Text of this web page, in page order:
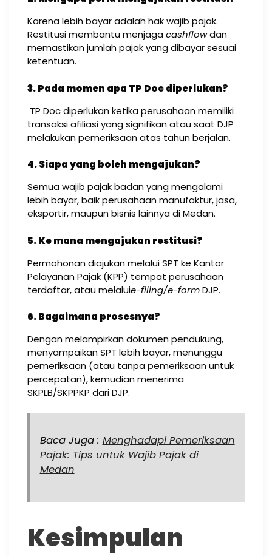
Karena lebih bayar adalah hak wajib pajak.
Restitusi membantu menjagacashflowdan
memastikan jumlah pajak yang dibayar sesuai
ketentuan.
3. Pada momen apa TP Doc diperlukan?
TP Doc diperlukan ketika perusahaan memiliki
transaksi afiliasi yang signifikan atau saat DJP
melakukan pemeriksaan atas tahun berjalan.
4. Siapa yang boleh mengajukan?
Semua wajib pajak badan yang mengalami
lebih bayar, baik perusahaan manufaktur, jasa,
eksportir, maupun bisnis lainnya di Medan.
5. Ke mana mengajukan restitusi?
Permohonan diajukan melalui SPT ke Kantor
Pelayanan Pajak (KPP) tempat perusahaan
terdaftar, atau melaluie-filing/e-formDJP.
6. Bagaimana prosesnya?
Dengan melampirkan dokumen pendukung,
menyampaikan SPT lebih bayar, menunggu
pemeriksaan (atau tanpa pemeriksaan untuk
percepatan), kemudian menerima
SKPLB/SKPPKP dari DJP.
Baca Juga : Menghadapi Pemeriksaan
Pajak: Tips untuk Wajib Pajak di
Medan
Kesimpulan